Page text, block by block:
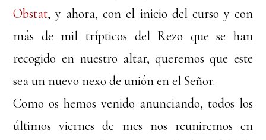
Obstat, y ahora, con el inicio del curso y con
más de mil trípticos del Rezo que se han
recogido en nuestro altar, queremos que este
sea un nuevo nexo de unión en el Señor.
Como os hemos venido anunciando, todos los
últimos viernes de mes nos reuniremos en